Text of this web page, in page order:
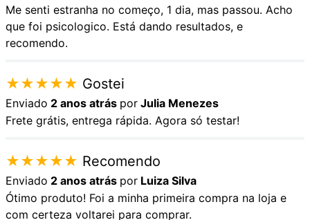
Me senti estranha no começo, 1 dia, mas passou. Acho
que foi psicologico. Está dando resultados, e
recomendo.
★★★★★ Gostei
Enviado 2 anos atrás por Julia Menezes
Frete grátis, entrega rápida. Agora só testar!
★★★★★ Recomendo
Enviado 2 anos atrás por Luiza Silva
Ótimo produto! Foi a minha primeira compra na loja e
com certeza voltarei para comprar.